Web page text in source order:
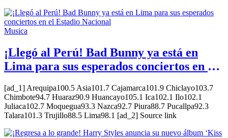
Musica
¡Llegó al Perú! Bad Bunny ya está en
Lima para sus esperados conciertos en el
[ad_1] Arequipa100.5 Asia101.7 Cajamarca101.9 Chiclayo103.7
Chimbote94.7 Huaraz90.9 Huancayo105.1 Ica102.1 Ilo102.1
Juliaca102.7 Moquegua93.3 Nazca92.7 Piura88.7 Pucallpa92.3
Talara101.3 Trujillo88.5 Lima98.1 [ad_2] Source link